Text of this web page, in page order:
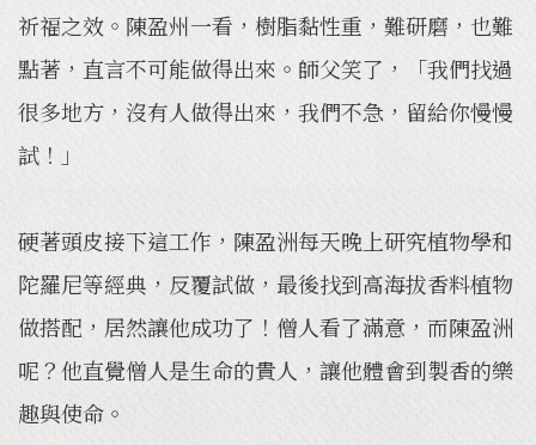
祈福之效。陳盈州一看，樹脂黏性重，難研磨，也難
點著，直言不可能做得出來。師父笑了，「我們找過
很多地方，沒有人做得出來，我們不急，留給你慢慢
試！」
硬著頭皮接下這工作，陳盈洲每天晚上研究植物學和
陀羅尼等經典，反覆試做，最後找到高海拔香料植物
做搭配，居然讓他成功了！僧人看了滿意，而陳盈洲
呢？他直覺僧人是生命的貴人，讓他體會到製香的樂
趣與使命。